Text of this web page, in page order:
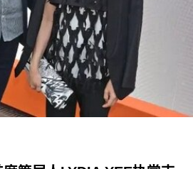
形态操控而抹杀我们的历史遗
还将“引导游客前往能够获取关
地点和资源”。不过政府并未
地点或资源为何。
馆在美国建国250周年之际未
理局维护的人行道、步道及其
展览或标识，以纠正博物馆内